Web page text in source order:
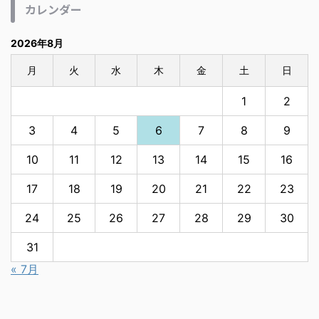
カレンダー
2026年8月
月 火 水 木 金 土 日
1 2
3 4 5 6 7 8 9
10 11 12 13 14 15 16
17 18 19 20 21 22 23
24 25 26 27 28 29 30
31
« 7月